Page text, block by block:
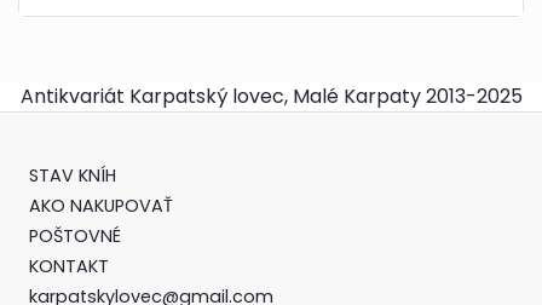
Antikvariát Karpatský lovec, Malé Karpaty 2013-2025
STAV KNÍH
AKO NAKUPOVAŤ
POŠTOVNÉ
KONTAKT
karpatskylovec@gmail.com